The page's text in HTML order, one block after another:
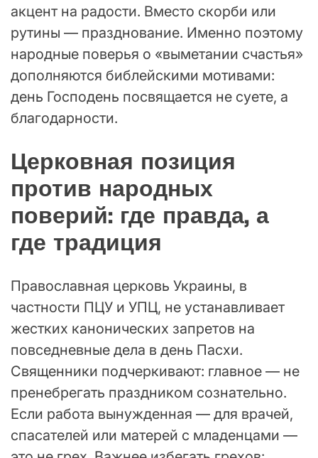
акцент на радости. Вместо скорби или
рутины — празднование. Именно поэтому
народные поверья о «выметании счастья»
дополняются библейскими мотивами:
день Господень посвящается не суете, а
благодарности.
Церковная позиция
против народных
поверий: где правда, а
где традиция
Православная церковь Украины, в
частности ПЦУ и УПЦ, не устанавливает
жестких канонических запретов на
повседневные дела в день Пасхи.
Священники подчеркивают: главное — не
пренебрегать праздником сознательно.
Если работа вынужденная — для врачей,
спасателей или матерей с младенцами —